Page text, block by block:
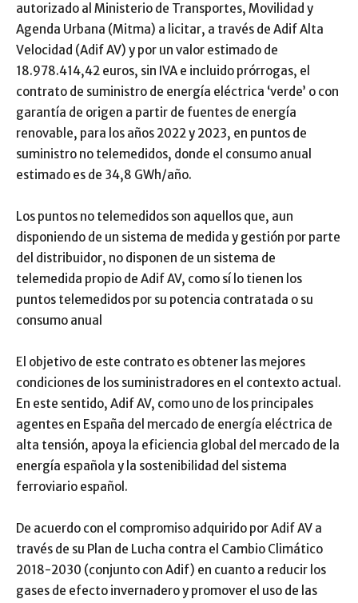
autorizado al Ministerio de Transportes, Movilidad y
Agenda Urbana (Mitma) a licitar, a través de Adif Alta
Velocidad (Adif AV) y por un valor estimado de
18.978.414,42 euros, sin IVA e incluido prórrogas, el
contrato de suministro de energía eléctrica ‘verde’ o con
garantía de origen a partir de fuentes de energía
renovable, para los años 2022 y 2023, en puntos de
suministro no telemedidos, donde el consumo anual
estimado es de 34,8 GWh/año.
Los puntos no telemedidos son aquellos que, aun
disponiendo de un sistema de medida y gestión por parte
del distribuidor, no disponen de un sistema de
telemedida propio de Adif AV, como sí lo tienen los
puntos telemedidos por su potencia contratada o su
consumo anual
El objetivo de este contrato es obtener las mejores
condiciones de los suministradores en el contexto actual.
En este sentido, Adif AV, como uno de los principales
agentes en España del mercado de energía eléctrica de
alta tensión, apoya la eficiencia global del mercado de la
energía española y la sostenibilidad del sistema
ferroviario español.
De acuerdo con el compromiso adquirido por Adif AV a
través de su Plan de Lucha contra el Cambio Climático
2018-2030 (conjunto con Adif) en cuanto a reducir los
gases de efecto invernadero y promover el uso de las